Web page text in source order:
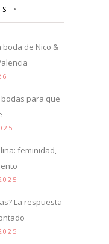
boda de Nico &
para que
feminidad,
La respuesta